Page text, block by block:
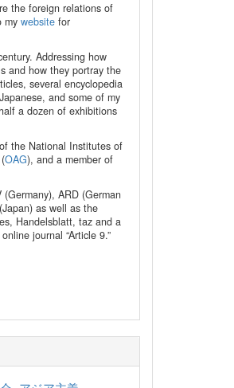
the foreign relations of
my website for
Addressing how
and how they portray the
several encyclopedia
and some of my
a dozen of exhibitions
the National Institutes of
OAG), and a member of
ARD (German
as well as the
Handelsblatt, taz and a
journal “Article 9.”